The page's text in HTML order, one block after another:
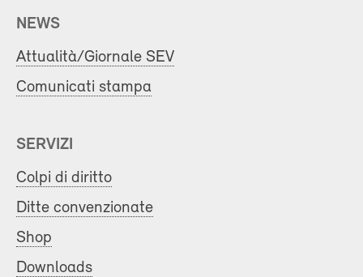
NEWS
Attualità/Giornale SEV
Comunicati stampa
SERVIZI
Colpi di diritto
Ditte convenzionate
Shop
Downloads